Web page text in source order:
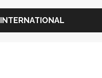
INTERNATIONAL